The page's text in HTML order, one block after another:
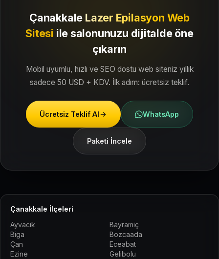
Çanakkale Lazer Epilasyon Web
Sitesi ilesalonunuzu dijitalde öne
çıkarın
Mobil uyumlu, hızlı ve SEO dostu web siteniz yıllık
sadece 50 USD + KDV. İlk adım: ücretsiz teklif.
Ücretsiz Teklif Al WhatsApp
Paketi İncele
Çanakkale İlçeleri
Ayvacık
Bayramiç
Biga
Bozcaada
Çan
Eceabat
Ezine
Gelibolu